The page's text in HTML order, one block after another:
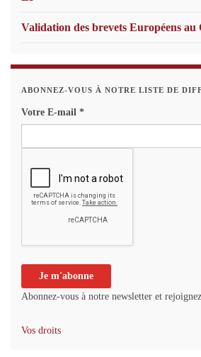
Validation des brevets Européens
ABONNEZ-VOUS À NOTRE LISTE DE
Votre E-mail *
Abonnez-vous à notre newsletter et
Vos droits